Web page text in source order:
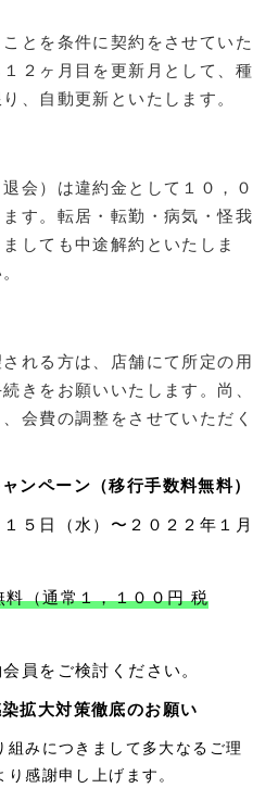
とを条件に契約をさせていた
２ヶ月目を更新月として、種
、自動更新といたします。
会）は違約金として１０，０
す。 転居・転勤・病気・怪我
しても中途解約といたしま
れる方は、店舗にて所定の用
きをお願いいたします。尚、
会費の調整をさせていただく
ンペーン（移行手数料無料）
５日（水）〜２０２２年１月
料（通常１，１００円 税
員をご検討ください。
拡大対策徹底のお願い
組みにつきまして多大なるご理
感謝申し上げます。